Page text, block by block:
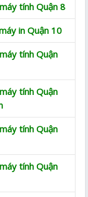
tính Quận 8
in Quận 10
tính Quận
tính Quận
tính Quận
tính Quận